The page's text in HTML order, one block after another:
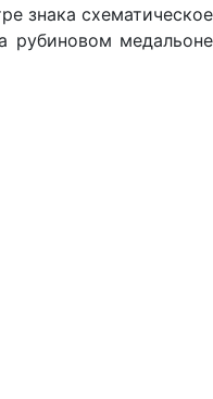
знака схематическое
рубиновом медальоне